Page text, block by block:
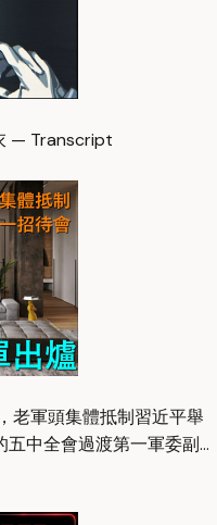
— Transcript
老軍頭集體抵制習近平舉
中全會過渡第一軍委副…